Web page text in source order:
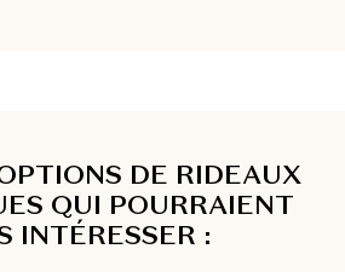
DE RIDEAUX
QUI POURRAIENT
INTÉRESSER :